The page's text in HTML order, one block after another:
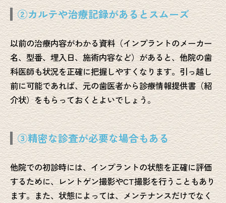
②カルテや治療記録があるとスムーズ
以前の治療内容がわかる資料（インプラントのメーカー
名、型番、埋入日、施術内容など）があると、他院の歯
科医師も状況を正確に把握しやすくなります。引っ越し
前に可能であれば、元の歯医者から診療情報提供書（紹
介状）をもらっておくとよいでしょう。
③精密な診査が必要な場合もある
他院での初診時には、インプラントの状態を正確に評価
するために、レントゲン撮影やCT撮影を行うこともあり
ます。また、状態によっては、メンテナンスだけでなく